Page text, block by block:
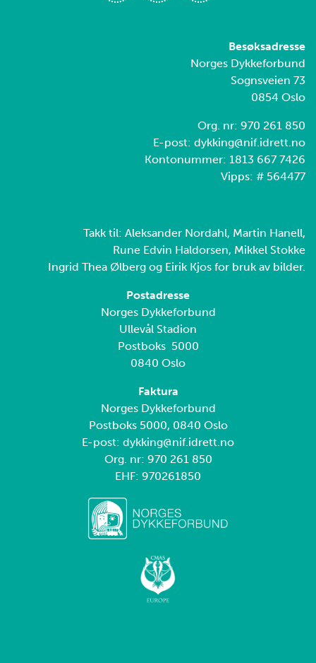
Besøksadresse
Norges Dykkeforbund
Sognsveien 73
0854 Oslo
Org. nr: 970 261 850
E-post: dykking@nif.idrett.no
Kontonummer: 1813 667 7426
Vipps: # 564477
Takk til: Aleksander Nordahl, Martin Hanell,
Rune Edvin Haldorsen, Mikkel Stokke
Ingrid Thea Ølberg og Eirik Kjos for bruk av bilder.
Postadresse
Norges Dykkeforbund
Ullevål Stadion
Postboks 5000
0840 Oslo
Faktura
Norges Dykkeforbund
Postboks 5000, 0840 Oslo
E-post: dykking@nif.idrett.no
Org. nr: 970 261 850
EHF: 970261850